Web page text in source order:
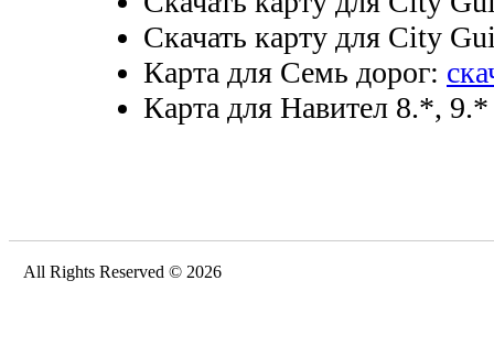
Скачать карту для City
Карта для Семь дорог:
Карта для Навител 8.*,
All Rights Reserved © 2026